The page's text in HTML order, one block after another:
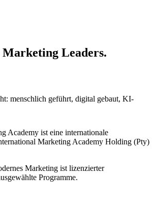
Leaders.
menschlich geführt, digital gebaut, KI-
Academy ist eine internationale
Marketing Academy Holding (Pty)
Marketing ist lizenzierter
Programme.